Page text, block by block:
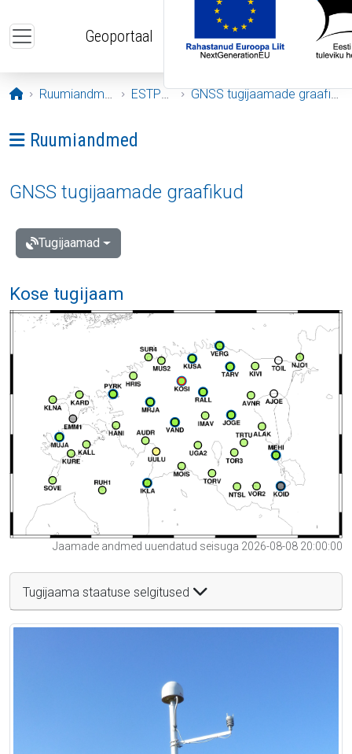
Geoportaal
Avaleht
Ruumiandmed ESTPOS GNSS tugijaamade graafikud
Ava menüü: Ruumiandmed
Ruumiandmed
GNSS tugijaamade graafikud
Tugijaamad
Kose tugijaam
Jaamade andmed uuendatud seisuga 2026-08-08 20:00:00
Tugijaama staatuse selgitused